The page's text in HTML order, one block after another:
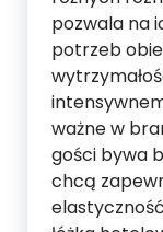
pozwala na
potrzeb
ważne w
gości bywa
chcą